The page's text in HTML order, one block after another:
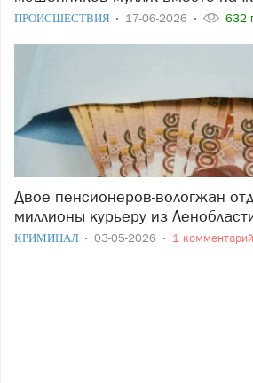
ПРОИСШЕСТВИЯ 17-06-2026 632
Двое пенсионеров-вологжан отдали свои
миллионы курьеру из
КРИМИНАЛ 03-05-2026 1 комментарий